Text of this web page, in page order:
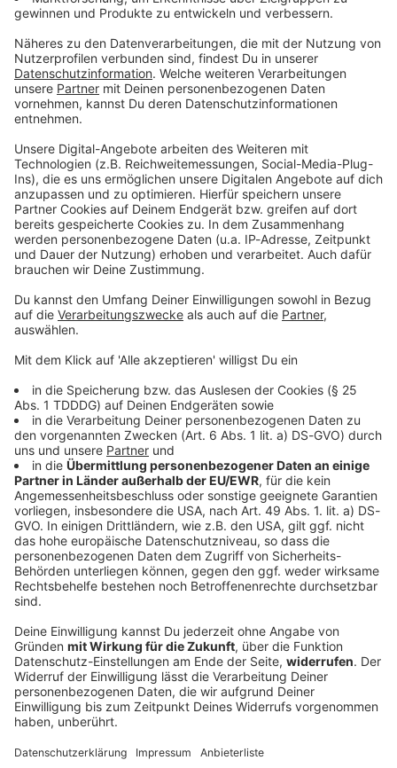
Wir benötigen deine Zustimmung, um
Inhalte von YouTube anzuzeigen.
Wir verwenden einen Service eines Drittanbieters, um
externe Inhalte einzubetten. Dieser Service kann Daten
zu deinen Aktivitäten sammeln. Bitte lese dir die Details
durch und stimme der Nutzung des Service zu, um
diese Inhalte anzuzeigen.
Akzeptieren & Inhalt anzeigen
YouTube Video
Google Ireland Limited
Google Building Gordon House, 4 Barrow St, Dublin, D04 E5W5,
Details anzeigen
Guitar Summit 2024 Highlights:
Wir benötigen deine Zustimmung, um
Inhalte von YouTube anzuzeigen.
Wir verwenden einen Service eines Drittanbieters, um
externe Inhalte einzubetten. Dieser Service kann Daten
durch und stimme der Nutzung des Service zu, um
diese Inhalte anzuzeigen.
Akzeptieren & Inhalt anzeigen
YouTube Video